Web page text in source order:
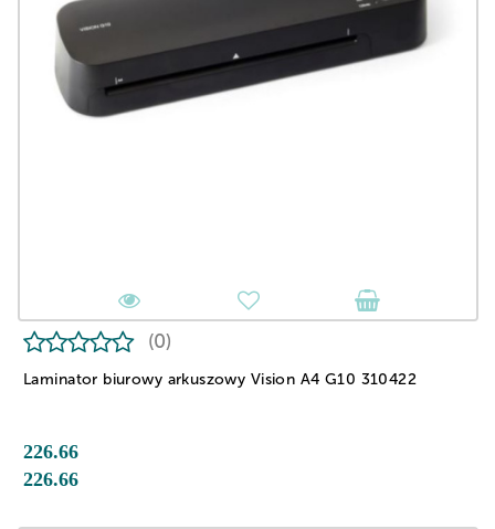
Laminator biurowy arkuszowy Vision A4 G10 310422
(0)
226.66
226.66